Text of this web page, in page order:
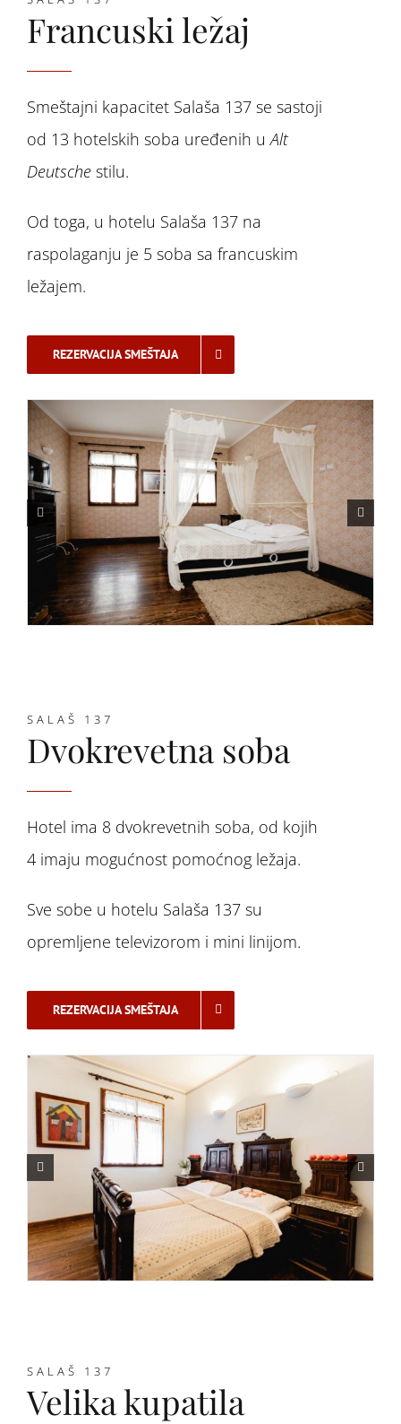
Francuski ležaj
Smeštajni kapacitet Salaša 137 se sastoji
od 13 hotelskih soba uređenih uAlt
Deutsche stilu.
Od toga, u hotelu Salaša 137 na
raspolaganju je 5 soba sa francuskim
ležajem.
REZERVACIJA SMEŠTAJA
SALAŠ 137
Dvokrevetna soba
Hotel ima 8 dvokrevetnih soba, od kojih
4 imaju mogućnost pomoćnog ležaja.
Sve sobe u hotelu Salaša 137 su
opremljene televizorom i mini linijom.
REZERVACIJA SMEŠTAJA
SALAŠ 137
Velika kupatila